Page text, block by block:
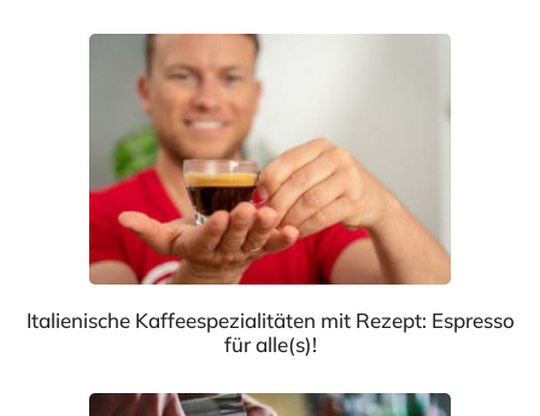
Italienische Kaffeespezialitäten mit Rezept: Espresso
für alle(s)!